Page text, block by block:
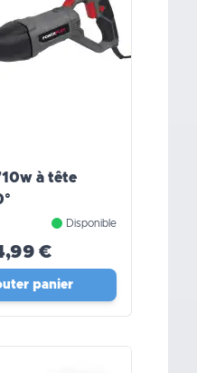
à tête
Disponible
€
panier